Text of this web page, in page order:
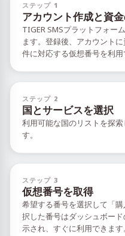
ステップ 1
アカウント作成と資
TIGER SMSプラットフォー
ます。登録後、アカウント
件に対応する仮想番号を利用
ステップ 2
国とサービスを選択
利用可能な国のリストを探
す。
ステップ 3
仮想番号を取得
希望する番号を選択して「
択した番号はダッシュボー
示され、すぐに利用できます。